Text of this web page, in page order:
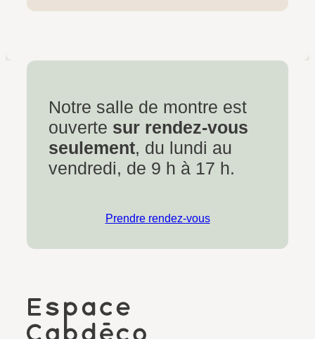
Notre salle de montre est
ouverte sur rendez-vous
seulement, du lundi au
vendredi, de 9 h à 17 h.
Prendre rendez-vous